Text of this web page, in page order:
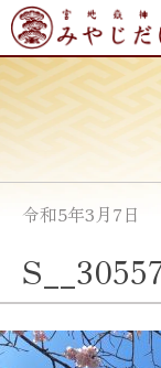
Skip
to
content
令和5年3月7日